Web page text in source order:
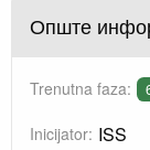
Опште
Trenutna faza:
Inicijator: ISS